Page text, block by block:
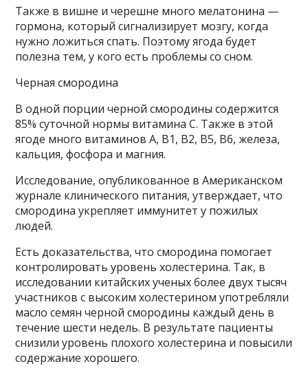
Также в вишне и черешне много мелатонина —
гормона, который сигнализирует мозгу, когда
нужно ложиться спать. Поэтому ягода будет
полезна тем, у кого есть проблемы со сном.
Черная смородина
В одной порции черной смородины содержится
85% суточной нормы витамина С. Также в этой
ягоде много витаминов А, В1, В2, В5, В6, железа,
кальция, фосфора и магния.
Исследование, опубликованное в Американском
журнале клинического питания, утверждает, что
смородина укрепляет иммунитет у пожилых
людей.
Есть доказательства, что смородина помогает
контролировать уровень холестерина. Так, в
исследовании китайских ученых более двух тысяч
участников с высоким холестерином употребляли
масло семян черной смородины каждый день в
течение шести недель. В результате пациенты
снизили уровень плохого холестерина и повысили
содержание хорошего.